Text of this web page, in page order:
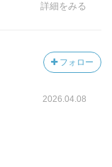
いること→胃腸
ること。その際お
きないので、こ
詳細をみる
フォロー
2026.04.08